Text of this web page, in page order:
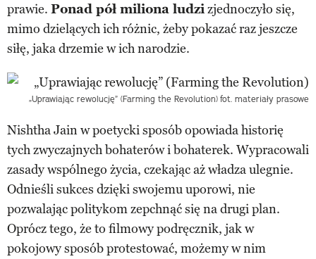
prawie. Ponad pół miliona ludzizjednoczyło się,
mimo dzielących ich różnic, żeby pokazać raz jeszcze
siłę, jaka drzemie w ich narodzie.
„Uprawiając rewolucję” (Farming the Revolution) fot. materiały prasowe
Nishtha Jain w poetycki sposób opowiada historię
tych zwyczajnych bohaterów i bohaterek. Wypracowali
zasady wspólnego życia, czekając aż władza ulegnie.
Odnieśli sukces dzięki swojemu uporowi, nie
pozwalając politykom zepchnąć się na drugi plan.
Oprócz tego, że to filmowy podręcznik, jak w
pokojowy sposób protestować, możemy w nim